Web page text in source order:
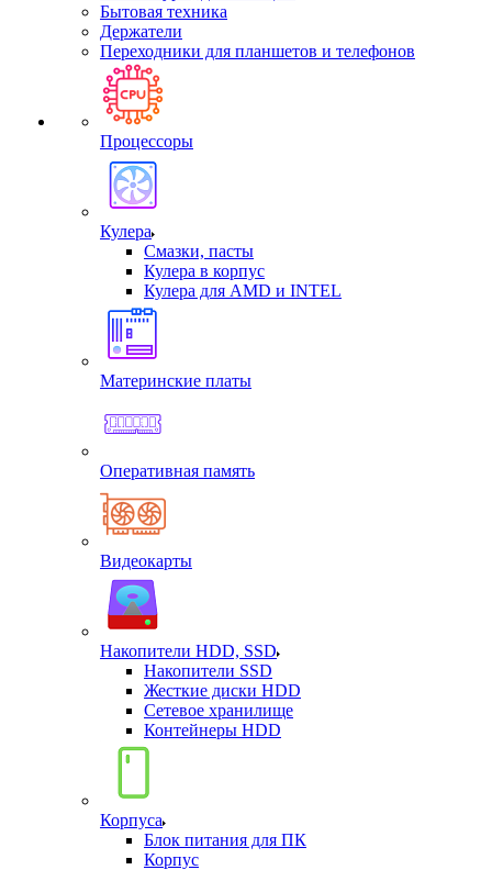
Бытовая техника
Держатели
Переходники для планшетов и телефонов
Процессоры
Кулера
Смазки, пасты
Кулера в корпус
Кулера для AMD и INTEL
Материнские платы
Оперативная память
Видеокарты
Накопители HDD, SSD
Накопители SSD
Жесткие диски HDD
Сетевое хранилище
Контейнеры HDD
Корпуса
Блок питания для ПК
Корпус